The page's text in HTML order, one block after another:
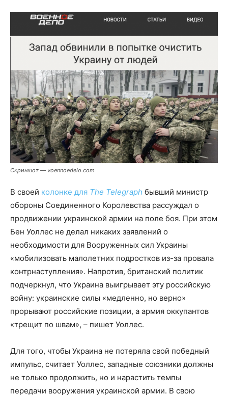
Скриншот — voennoedelo.com
В своей колонке для The Telegraph бывший министр
обороны Соединенного Королевства рассуждал о
продвижении украинской армии на поле боя. При этом
Бен Уоллес не делал никаких заявлений о
необходимости для Вооруженных сил Украины
«мобилизовать малолетних подростков из-за провала
контрнаступления». Напротив, британский политик
подчеркнул, что Украина выигрывает эту российскую
войну: украинские силы «медленно, но верно»
прорывают российские позиции, а армия оккупантов
«трещит по швам», – пишет Уоллес.
Для того, чтобы Украина не потеряла свой победный
импульс, считает Уоллес, западные союзники должны
не только продолжить, но и нарастить темпы
передачи вооружения украинской армии. В свою